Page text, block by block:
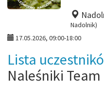
Nadolnik)
17.05.2026, 09:00-18:00
Lista
Naleśniki Team